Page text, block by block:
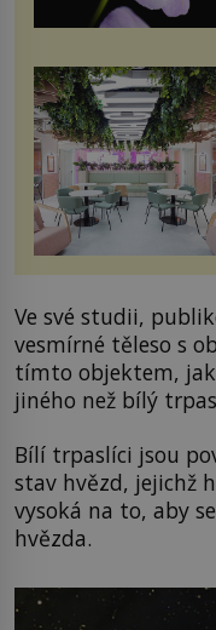
Ve své studii,
vesmírné těleso s
tímto objektem, jak
jiného než bílý
Bílí trpaslíci jsou
stav hvězd, jejichž
vysoká na to, aby
hvězda.